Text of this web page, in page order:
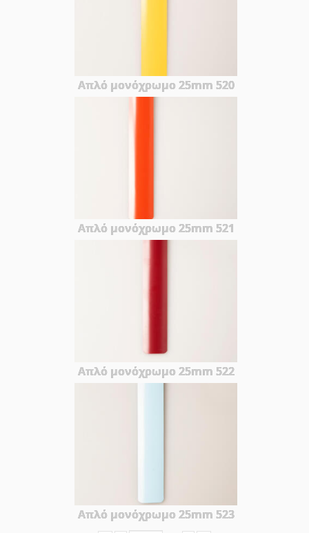
Απλό μονόχρωμο 25mm 520
Απλό μονόχρωμο 25mm 521
Απλό μονόχρωμο 25mm 522
Απλό μονόχρωμο 25mm 523